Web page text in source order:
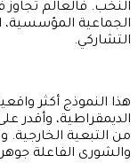
النخب. فالعالم تجاوز
الجماعية المؤسسية،
التشاركي.
هذا النموذج أكثر
الديمقراطية، وأقدر
من التبعية الخارجية.
والشورى الفاعلة